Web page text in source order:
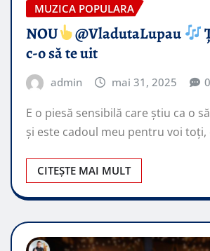
MUZICA POPULARA
NOU @VladutaLupau
c-o să te uit
admin mai 31, 2025 0
E o piesă sensibilă care știu ca o
și este cadoul meu pentru voi toți,
CITEȘTE MAI MULT